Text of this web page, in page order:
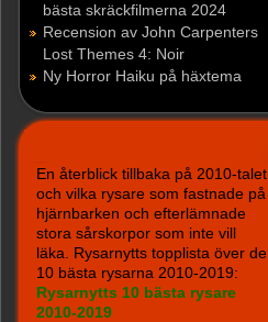
bästa skräckfilmerna 2024
Recension av John Carpenters
Lost Themes 4: Noir
Ny Horror Haiku på häxtema
En återblick tillbaka på 2010-talet
och vilka rysare som fastnade på
hjärnbarken och efterlämnade
stora sårskorpor som inte vill
läka. Rysarnytts topplista över de
10 bästa rysarna 2010-2019:
Rysarnytts 10 bästa rysare
2010-2019